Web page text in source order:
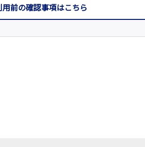
用前の確認事項はこちら